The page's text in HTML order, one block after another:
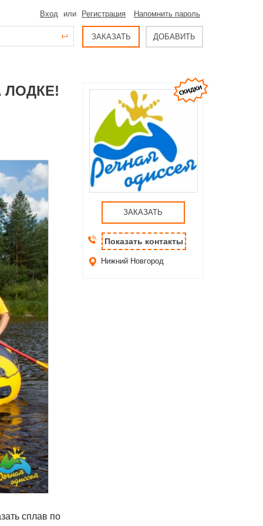
Вход или Регистрация Напомнить пароль
ЗАКАЗАТЬ ДОБАВИТЬ
ЛОДКЕ!
сплав по
ЗАКАЗАТЬ
Показать контакты
Нижний Новгород